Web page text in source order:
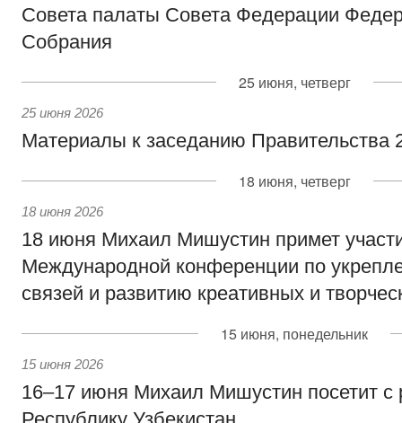
Совета палаты Совета Федерации
Собрания
25 июня, четверг
25 июня 2026
Материалы к заседанию Правительства
18 июня, четверг
18 июня 2026
18 июня Михаил Мишустин примет
Международной конференции по
связей и развитию креативных и
15 июня, понедельник
15 июня 2026
16–17 июня Михаил Мишустин посетит с